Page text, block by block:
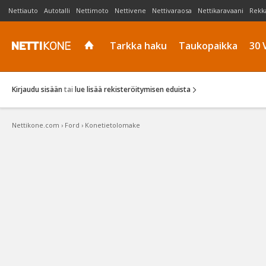
Nettiauto Autotalli Nettimoto Nettivene Nettivaraosa Nettikaravaani
Tarkka haku Taukopaikka 30
Kirjaudu sisään tai lue lisää rekisteröitymisen eduista
Nettikone.com › Ford › Konetietolomake